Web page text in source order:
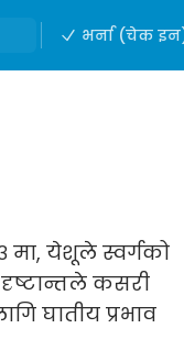
भर्ना (चेक
मा, येशूले स्वर्गको
दृष्टान्तले कसरी
घातीय प्रभाव